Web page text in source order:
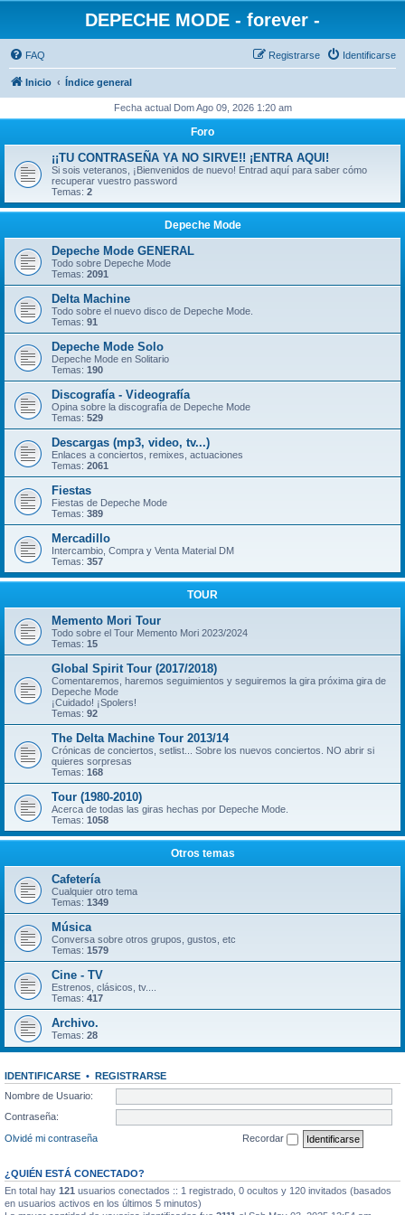
DEPECHE MODE - forever -
FAQ Identificarse
Registrarse
Inicio Índice general
Fecha actual Dom Ago 09, 2026 1:20 am
Foro
¡¡TU CONTRASEÑA YA NO SIRVE!! ¡ENTRA AQUI!
Si sois veteranos, ¡Bienvenidos de nuevo! Entrad aquí para saber cómo
recuperar vuestro password
Temas: 2
Depeche Mode
Depeche Mode GENERAL
Todo sobre Depeche Mode
Temas: 2091
Delta Machine
Todo sobre el nuevo disco de Depeche Mode.
Temas: 91
Depeche Mode Solo
Depeche Mode en Solitario
Temas: 190
Discografía - Videografía
Opina sobre la discografía de Depeche Mode
Temas: 529
Descargas (mp3, video, tv...)
Enlaces a conciertos, remixes, actuaciones
Temas: 2061
Fiestas
Fiestas de Depeche Mode
Temas: 389
Mercadillo
Intercambio, Compra y Venta Material DM
Temas: 357
TOUR
Memento Mori Tour
Todo sobre el Tour Memento Mori 2023/2024
Temas: 15
Global Spirit Tour (2017/2018)
Comentaremos, haremos seguimientos y seguiremos la gira próxima gira de
Depeche Mode
¡Cuidado! ¡Spolers!
Temas: 92
The Delta Machine Tour 2013/14
Crónicas de conciertos, setlist... Sobre los nuevos conciertos. NO abrir si
quieres sorpresas
Temas: 168
Tour (1980-2010)
Acerca de todas las giras hechas por Depeche Mode.
Temas: 1058
Otros temas
Cafetería
Cualquier otro tema
Temas: 1349
Música
Conversa sobre otros grupos, gustos, etc
Temas: 1579
Cine - TV
Estrenos, clásicos, tv....
Temas: 417
Archivo.
Temas: 28
IDENTIFICARSE • REGISTRARSE
Nombre de Usuario:
Contraseña:
Olvidé mi contraseña
Recordar
¿QUIÉN ESTÁ CONECTADO?
En total hay 121 usuarios conectados :: 1 registrado, 0 ocultos y 120 invitados (basados
en usuarios activos en los últimos 5 minutos)